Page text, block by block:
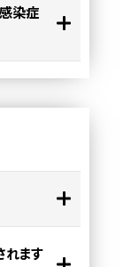
染症
れます